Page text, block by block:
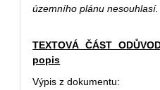
územního plánu nesouhlasí.
TEXTOVÁ ČÁST
popis
Výpis z dokumentu: